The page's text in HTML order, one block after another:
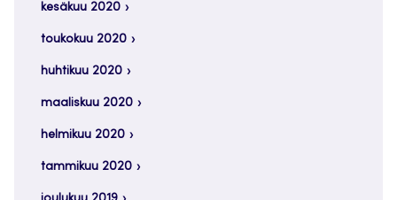
kesäkuu 2020
toukokuu 2020
huhtikuu 2020
maaliskuu 2020
helmikuu 2020
tammikuu 2020